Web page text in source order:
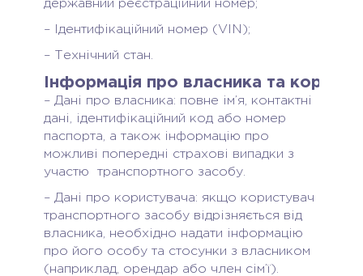
державний реєстраційний номер;
– Ідентифікаційний номер (VIN);
– Технічний стан.
Інформація про власника та
– Дані про власника: повне ім’я, контактні
дані, ідентифікаційний код або номер
паспорта, а також інформацію про
можливі попередні страхові випадки з
участю транспортного засобу.
– Дані про користувача: якщо користувач
транспортного засобу відрізняється від
власника, необхідно надати інформацію
про його особу та стосунки з власником
(наприклад, орендар або член сім’ї).